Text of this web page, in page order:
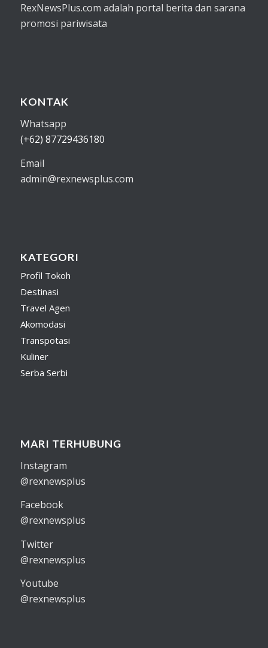
RexNewsPlus.com adalah portal berita dan sarana
promosi pariwisata
KONTAK
Whatsapp
(+62) 87729436180
Email
admin@rexnewsplus.com
KATEGORI
Profil Tokoh
Destinasi
Travel Agen
Akomodasi
Transpotasi
Kuliner
Serba Serbi
MARI TERHUBUNG
Instagram
@rexnewsplus
Facebook
@rexnewsplus
Twitter
@rexnewsplus
Youtube
@rexnewsplus